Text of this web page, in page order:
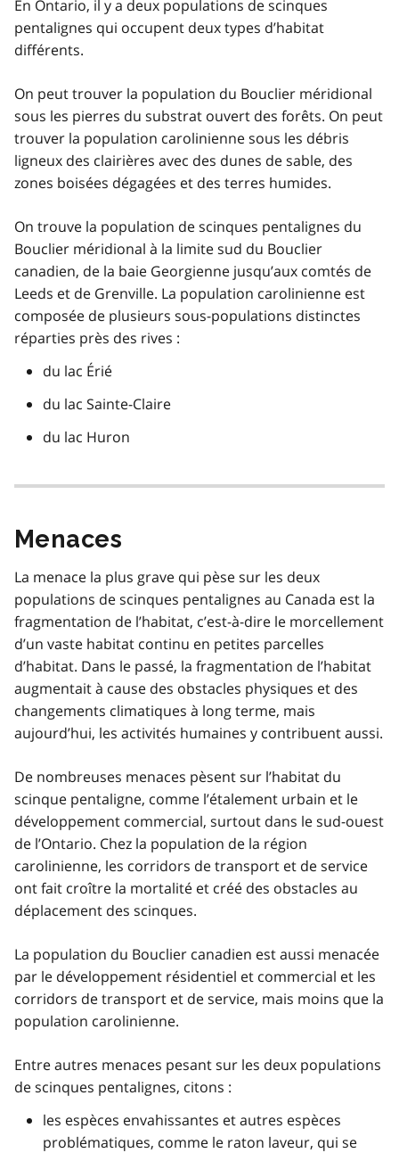
En Ontario, il y a deux populations de scinques
pentalignes qui occupent deux types d’habitat
différents.
On peut trouver la population du Bouclier méridional
sous les pierres du substrat ouvert des forêts. On peut
trouver la population carolinienne sous les débris
ligneux des clairières avec des dunes de sable, des
zones boisées dégagées et des terres humides.
On trouve la population de scinques pentalignes du
Bouclier méridional à la limite sud du Bouclier
canadien, de la baie Georgienne jusqu’aux comtés de
Leeds et de Grenville. La population carolinienne est
composée de plusieurs sous-populations distinctes
réparties près des rives :
du lac Érié
du lac Sainte-Claire
du lac Huron
Menaces
La menace la plus grave qui pèse sur les deux
populations de scinques pentalignes au Canada est la
fragmentation de l’habitat, c’est-à-dire le morcellement
d’un vaste habitat continu en petites parcelles
d’habitat. Dans le passé, la fragmentation de l’habitat
augmentait à cause des obstacles physiques et des
changements climatiques à long terme, mais
aujourd’hui, les activités humaines y contribuent aussi.
De nombreuses menaces pèsent sur l’habitat du
scinque pentaligne, comme l’étalement urbain et le
développement commercial, surtout dans le sud-ouest
de l’Ontario. Chez la population de la région
carolinienne, les corridors de transport et de service
ont fait croître la mortalité et créé des obstacles au
déplacement des scinques.
La population du Bouclier canadien est aussi menacée
par le développement résidentiel et commercial et les
corridors de transport et de service, mais moins que la
population carolinienne.
Entre autres menaces pesant sur les deux populations
de scinques pentalignes, citons :
les espèces envahissantes et autres espèces
problématiques, comme le raton laveur, qui se